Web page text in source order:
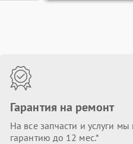
Гарантия на ремонт
На все запчасти и услуги
гарантию до 12 мес.*